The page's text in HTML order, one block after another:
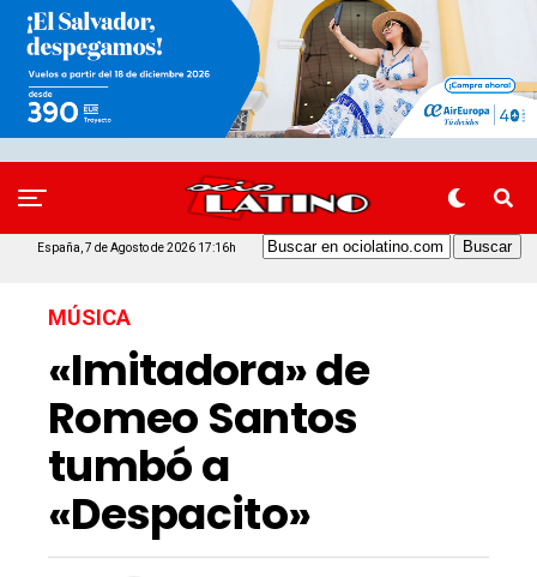
España, 7 de Agosto de 2026 17:16h
MÚSICA
«Imitadora» de
Romeo Santos
tumbó a
«Despacito»